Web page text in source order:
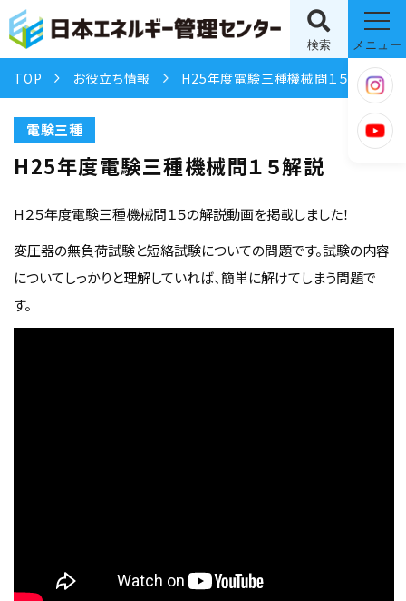
検索 メニュー
TOP お役立ち情報 H25年度電験三種機械問１５解説
電験三種
H25年度電験三種機械問１５解説
H２５年度電験三種機械問１５の解説動画を掲載しました！
変圧器の無負荷試験と短絡試験についての問題です。試験の内容
についてしっかりと理解していれば、簡単に解けてしまう問題で
す。